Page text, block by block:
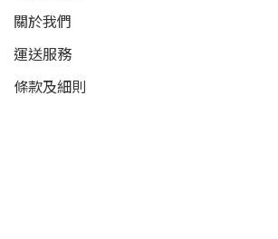
關於我們
運送服務
條款及細則